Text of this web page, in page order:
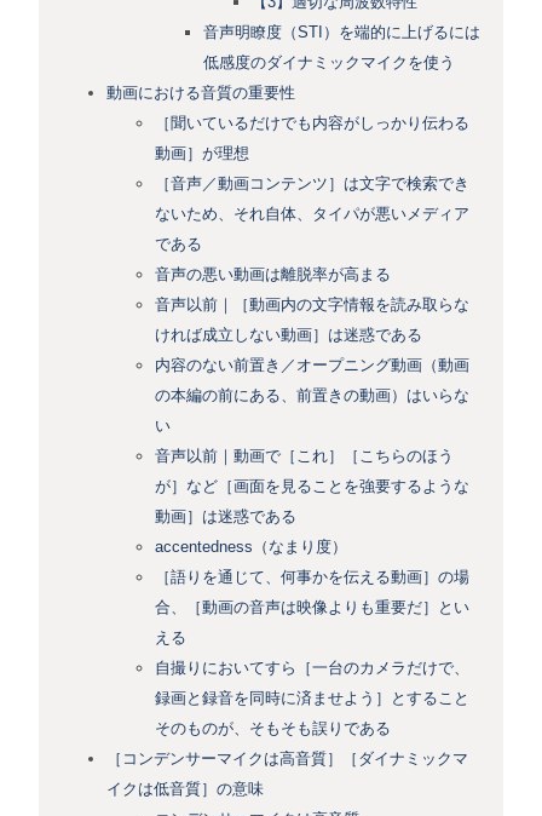
音声明瞭度（STI）を端的に上げるには
低感度のダイナミックマイクを使う
動画における音質の重要性
［聞いているだけでも内容がしっかり伝わる
動画］が理想
［音声／動画コンテンツ］は文字で検索でき
ないため、それ自体、タイパが悪いメディア
である
音声の悪い動画は離脱率が高まる
音声以前｜［動画内の文字情報を読み取らな
ければ成立しない動画］は迷惑である
内容のない前置き／オープニング動画（動画
の本編の前にある、前置きの動画）はいらな
い
音声以前｜動画で［これ］［こちらのほう
が］など［画面を見ることを強要するような
動画］は迷惑である
accentedness（なまり度）
［語りを通じて、何事かを伝える動画］の場
合、［動画の音声は映像よりも重要だ］とい
える
自撮りにおいてすら［一台のカメラだけで、
録画と録音を同時に済ませよう］とすること
そのものが、そもそも誤りである
［コンデンサーマイクは高音質］［ダイナミックマ
イクは低音質］の意味